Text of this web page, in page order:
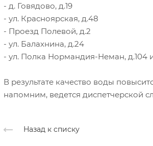
- д. Говядово, д.19
- ул. Красноярская, д.48
- Проезд Полевой, д.2
- ул. Балахнина, д.24
- ул. Полка Нормандия-Неман, д.104
В результате качество воды
напомним, ведется диспетчерской
Назад к списку